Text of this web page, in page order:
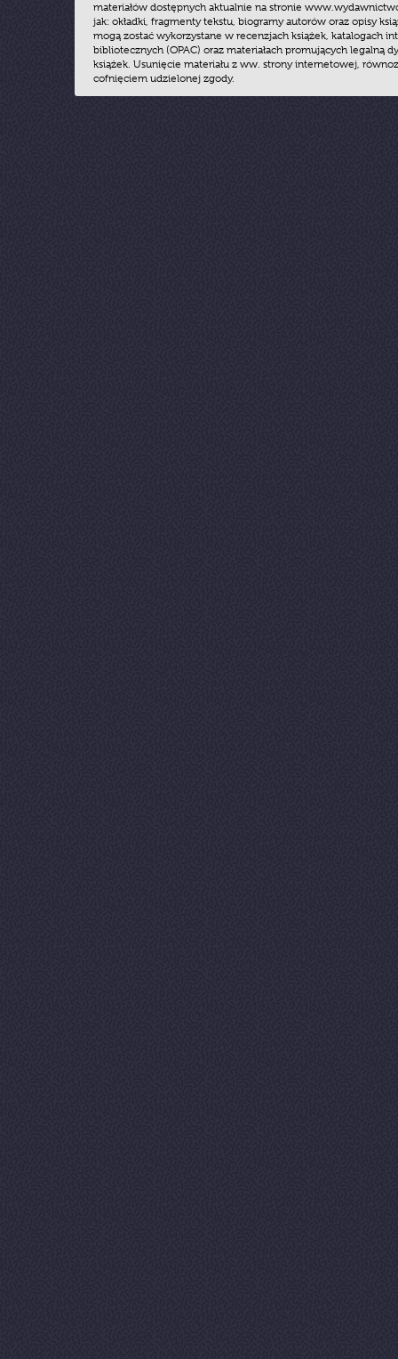
materiałów dostępnych aktualnie na stronie
jak: okładki, fragmenty tekstu, biogramy autorów oraz opisy
mogą zostać wykorzystane w recenzjach książek, katalogach
bibliotecznych (OPAC) oraz materiałach promujących legalną
książek. Usunięcie materiału z ww. strony internetowej,
cofnięciem udzielonej zgody.